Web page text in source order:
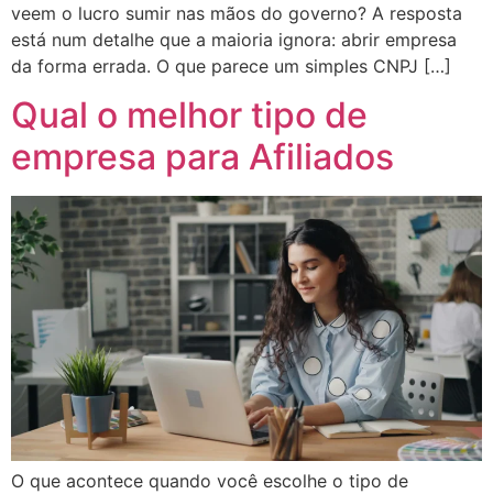
veem o lucro sumir nas mãos do governo? A resposta
está num detalhe que a maioria ignora: abrir empresa
da forma errada. O que parece um simples CNPJ […]
Qual o melhor tipo de
empresa para Afiliados
O que acontece quando você escolhe o tipo de